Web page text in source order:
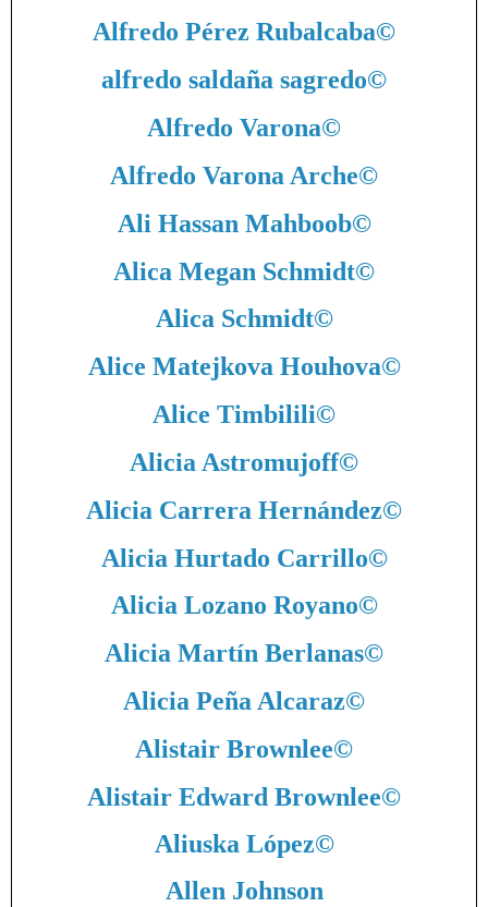
Alfredo Pérez Rubalcaba©
alfredo saldaña sagredo©
Alfredo Varona©
Alfredo Varona Arche©
Ali Hassan Mahboob©
Alica Megan Schmidt©
Alica Schmidt©
Alice Matejkova Houhova©
Alice Timbilili©
Alicia Astromujoff©
Alicia Carrera Hernández©
Alicia Hurtado Carrillo©
Alicia Lozano Royano©
Alicia Martín Berlanas©
Alicia Peña Alcaraz©
Alistair Brownlee©
Alistair Edward Brownlee©
Aliuska López©
Allen Johnson